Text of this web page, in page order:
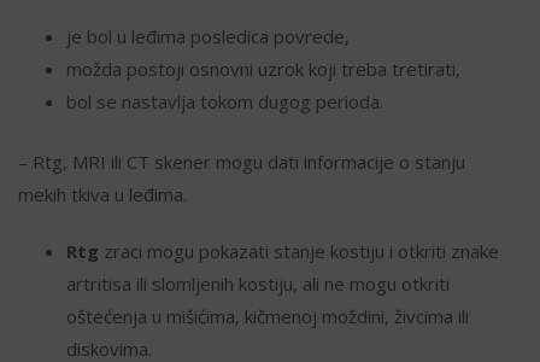
je bol u leđima posledica povrede,
možda postoji osnovni uzrok koji treba tretirati,
bol se nastavlja tokom dugog perioda.
– Rtg, MRI ili CT skener mogu dati informacije o stanju
mekih tkiva u leđima.
Rtg zraci mogu pokazati stanje kostiju i otkriti znake
artritisa ili slomljenih kostiju, ali ne mogu otkriti
oštećenja u mišićima, kičmenoj moždini, živcima ili
diskovima.